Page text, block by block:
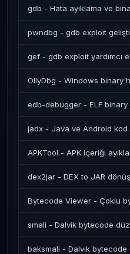
gdb - Hata ayıklama ve
pwndbg - gdb exploit
gef - gdb exploit yardımcı
OllyDbg - Windows binary
edb-debugger - ELF binary
jadx - Java ve Android kod
APKTool - APK içeriği
dex2jar - DEX to JAR
Bytecode Viewer - Çoklu
smali - Dalvik bytecode
baksmali - Dalvik bytecode